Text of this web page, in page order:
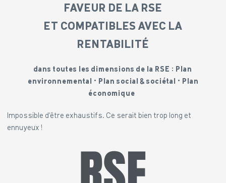
FAVEUR DE LA RSE
ET COMPATIBLES AVEC LA
RENTABILITÉ
dans toutes les dimensions de la RSE : Plan
environnemental • Plan social & sociétal • Plan
économique
Impossible d’être exhaustifs. Ce serait bien trop long et
ennuyeux !